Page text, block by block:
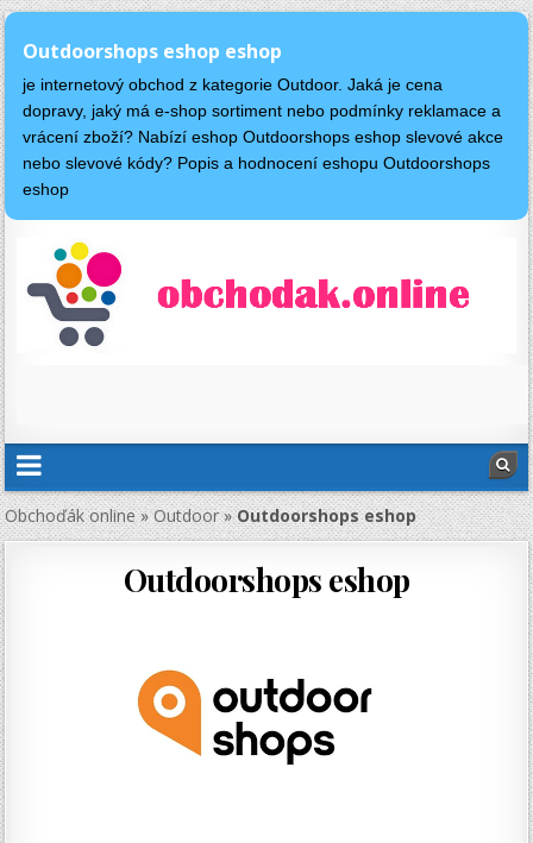
Outdoorshops eshop eshop
je internetový obchod z kategorie Outdoor. Jaká je cena
dopravy, jaký má e-shop sortiment nebo podmínky reklamace a
vrácení zboží? Nabízí eshop Outdoorshops eshop slevové akce
nebo slevové kódy? Popis a hodnocení eshopu Outdoorshops
eshop
Obchoďák online»Outdoor»Outdoorshops eshop
Outdoorshops eshop